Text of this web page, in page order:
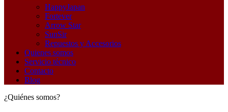
HappyJapan
Fortever
Arrow Star
SunSir
Repuestos y Accesorios
Quienes somos
Servicio técnico
Contacto
Blog
¿Quiénes somos?